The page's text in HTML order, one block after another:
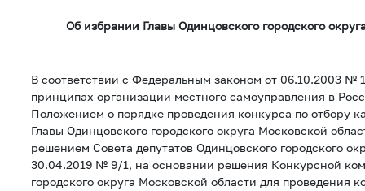
Об избрании Главы Одинцовского городского
В соответствии с Федеральным законом от 06.10.2003 №
принципах организации местного самоуправления в
Положением о порядке проведения конкурса по отбору
Главы Одинцовского городского округа Московской
решением Совета депутатов Одинцовского городского
30.04.2019 № 9/1, на основании решения Конкурсной
городского округа Московской области для проведения